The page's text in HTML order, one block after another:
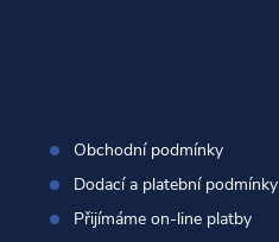
Obchodní podmínky
Dodací a platební podmínky
Přijímáme on-line platby